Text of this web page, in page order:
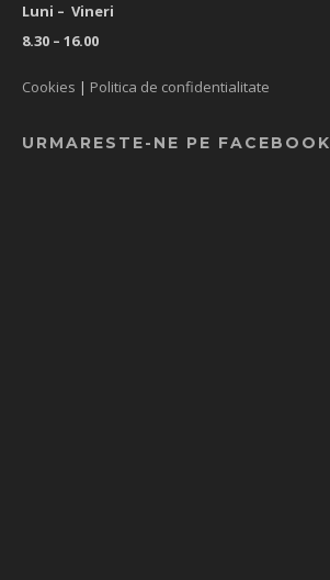
Luni – Vineri
8.30 – 16.00
Cookies | Politica de confidentialitate
URMARESTE-NE PE FACEBOOK